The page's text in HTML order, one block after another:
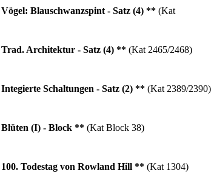
Vögel: Blauschwanzspint - Satz (4) ** (Kat
Trad. Architektur - Satz (4) ** (Kat 2465/2468)
Integierte Schaltungen - Satz (2) ** (Kat 2389/2390)
Blüten (I) - Block ** (Kat Block 38)
100. Todestag von Rowland Hill ** (Kat 1304)